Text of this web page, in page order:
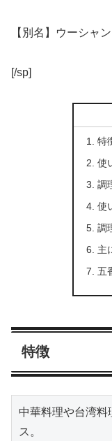
【別名】ウーシャ
[/sp]
特
使
調
使
調
主
五
特徴
中華料理や台湾料
ス。